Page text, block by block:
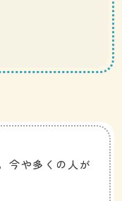
今や多くの人が